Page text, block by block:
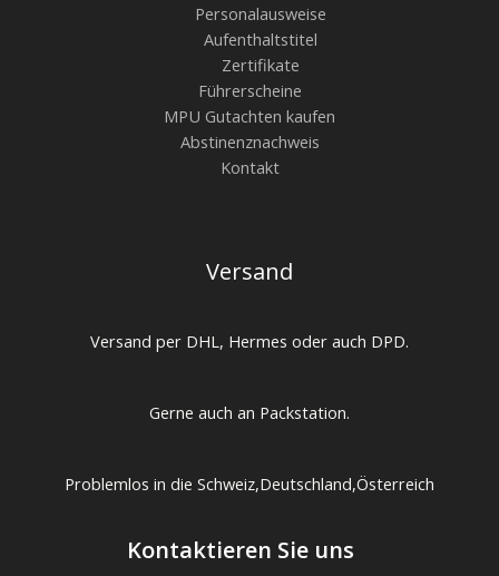
Personalausweise
Aufenthaltstitel
Zertifikate
Führerscheine
MPU Gutachten kaufen
Abstinenznachweis
Kontakt
Versand
Versand per DHL, Hermes oder auch DPD.
Gerne auch an Packstation.
Problemlos in die Schweiz,Deutschland,Österreich
Kontaktieren Sie uns